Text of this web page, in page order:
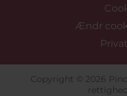
Ændr
Copyright © 2026